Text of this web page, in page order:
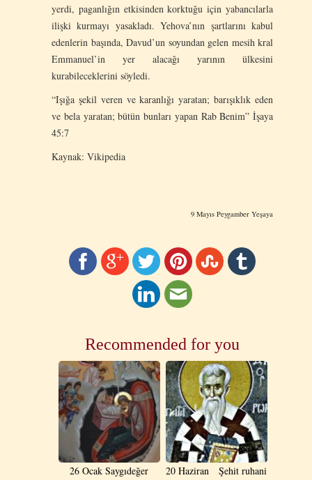
yerdi, paganlığın etkisinden korktuğu için yabancılarla
ilişki kurmayı yasakladı. Yehova’nın şartlarını kabul
edenlerin başında, Davud’un soyundan gelen mesih kral
Emmanuel’in yer alacağı yarının ülkesini
kurabileceklerini söyledi.
“Işığa şekil veren ve karanlığı yaratan; barışıklık eden
ve bela yaratan; bütün bunları yapan Rab Benim” İşaya
45:7
Kaynak: Vikipedia
9 Mayıs Peygamber Yeşaya
Recommended for you
26 Ocak Saygıdeğer
20 Haziran Şehit ruhani